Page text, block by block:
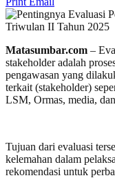
Matasumbar.com –
stakeholder adalah
pengawasan yang
terkait (stakeholder)
LSM, Ormas, media,
Tujuan dari evaluasi
kelemahan dalam
rekomendasi untuk